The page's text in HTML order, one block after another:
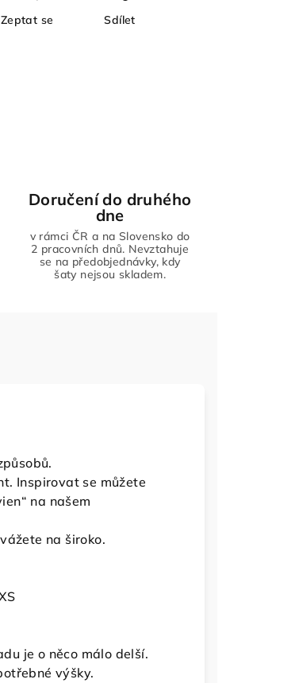
Zeptat se Sdílet
Doručení do druhého
dne
v rámci ČR a na Slovensko do
2 pracovních dnů. Nevztahuje
se na předobjednávky, kdy
šaty nejsou skladem.
Inspirovat se můžete
na našem
na široko.
je o něco málo delší.
výšky.